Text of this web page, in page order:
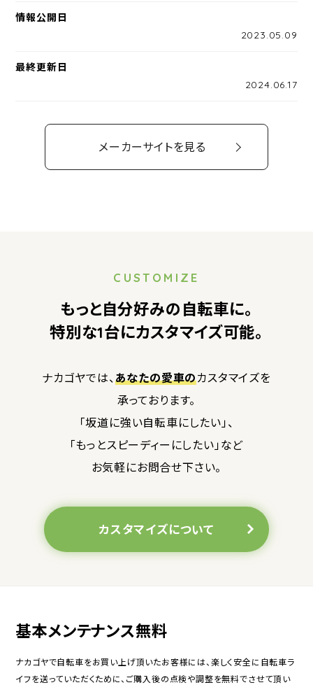
情報公開日
2023.05.09
最終更新日
2024.06.17
メーカーサイトを見る
CUSTOMIZE
もっと自分好みの自転車に。
特別な1台にカスタマイズ可能。
ナカゴヤでは、 あなたの愛車のカスタマイズを
承っております。
「坂道に強い自転車にしたい」、
「もっとスピーディーにしたい」など
お気軽にお問合せ下さい。
カスタマイズについて
基本メンテナンス無料
ナカゴヤで自転車をお買い上げ頂いたお客様には、楽しく安全に自転車ラ
イフを送っていただくために、ご購入後の点検や調整を無料でさせて頂い